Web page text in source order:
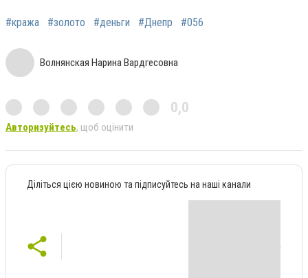
#кража #золото #деньги #Днепр #056
Волнянская Нарина Вардгесовна
0,0
Авторизуйтесь, щоб оцінити
Діліться цією новиною та підписуйтесь на наші канали